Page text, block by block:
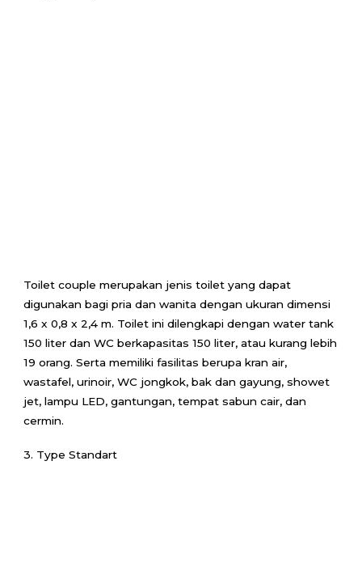
Toilet couple merupakan jenis toilet yang dapat
digunakan bagi pria dan wanita dengan ukuran dimensi
1,6 x 0,8 x 2,4 m. Toilet ini dilengkapi dengan water tank
150 liter dan WC berkapasitas 150 liter, atau kurang lebih
19 orang. Serta memiliki fasilitas berupa kran air,
wastafel, urinoir, WC jongkok, bak dan gayung, showet
jet, lampu LED, gantungan, tempat sabun cair, dan
cermin.
3. Type Standart